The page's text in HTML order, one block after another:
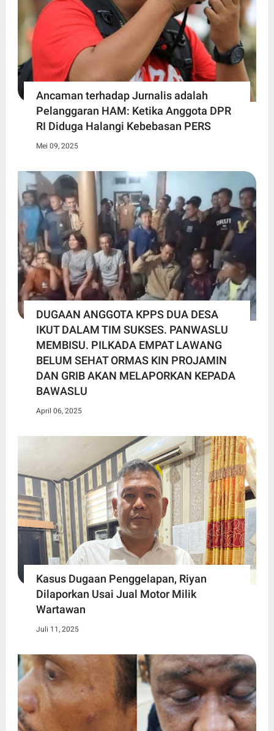
Ancaman terhadap Jurnalis adalah
Pelanggaran HAM: Ketika Anggota DPR
RI Diduga Halangi Kebebasan PERS
Mei 09, 2025
DUGAAN ANGGOTA KPPS DUA DESA
IKUT DALAM TIM SUKSES. PANWASLU
MEMBISU. PILKADA EMPAT LAWANG
BELUM SEHAT ORMAS KIN PROJAMIN
DAN GRIB AKAN MELAPORKAN KEPADA
BAWASLU
April 06, 2025
Kasus Dugaan Penggelapan, Riyan
Dilaporkan Usai Jual Motor Milik
Wartawan
Juli 11, 2025